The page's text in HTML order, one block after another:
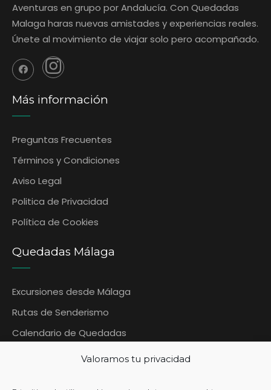
Valoramos tu privacidad
Aventuras en grupo por Andalucía. Con Quedadas
Malaga haras nuevas amistades y experiencias reales.
Únete al movimiento de viajar solo pero acompañado.
Más información
Preguntas Frecuentes
‎Términos y Condiciones
Aviso Legal
Politica de Privacidad
Política de Cookies
Quedadas Málaga
Excursiones desde Málaga
Rutas de Senderismo
Calendario de Quedadas
Blog Quedadas Malaga